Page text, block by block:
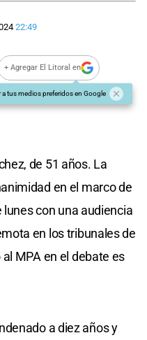
22:49
+ Agregar El Litoral en
a tus medios preferidos en Google
de 51 años. La
en el marco de
con una audiencia
en los tribunales de
MPA en el debate es
a diez años y